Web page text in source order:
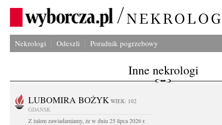
Nekrologi Odeszli Poradnik pogrzebowy
Inne nekrologi
LUBOMIRA BOŻYK WIEK: 102
GDAŃSK
Z żalem zawiadamiamy, że w dniu 25 lipca 2026 r.